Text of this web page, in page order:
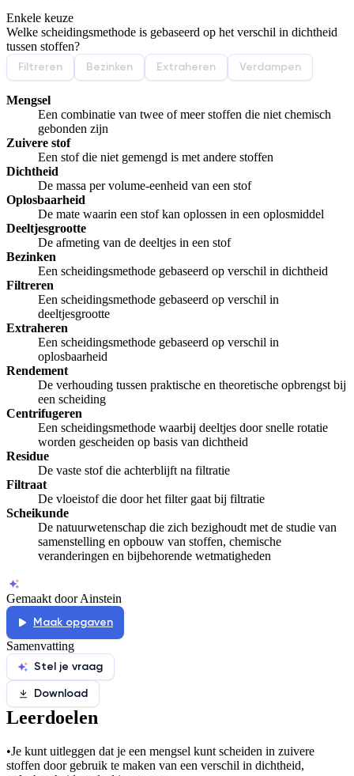
De uitleg gaat te langzaam
Afspelen werkte niet
Enkele keuze
Welke scheidingsmethode is gebaseerd op het verschil in dichtheid
tussen stoffen?
Filtreren
Bezinken Extraheren Verdampen
Mengsel
Een combinatie van twee of meer stoffen die niet chemisch
gebonden zijn
Zuivere stof
Een stof die niet gemengd is met andere stoffen
Dichtheid
De massa per volume-eenheid van een stof
Oplosbaarheid
De mate waarin een stof kan oplossen in een oplosmiddel
Deeltjesgrootte
De afmeting van de deeltjes in een stof
Bezinken
Een scheidingsmethode gebaseerd op verschil in dichtheid
Filtreren
Een scheidingsmethode gebaseerd op verschil in
deeltjesgrootte
Extraheren
Een scheidingsmethode gebaseerd op verschil in
oplosbaarheid
Rendement
De verhouding tussen praktische en theoretische opbrengst bij
een scheiding
Centrifugeren
Een scheidingsmethode waarbij deeltjes door snelle rotatie
worden gescheiden op basis van dichtheid
Residue
De vaste stof die achterblijft na filtratie
Filtraat
De vloeistof die door het filter gaat bij filtratie
Scheikunde
De natuurwetenschap die zich bezighoudt met de studie van
samenstelling en opbouw van stoffen, chemische
veranderingen en bijbehorende wetmatigheden
Gemaakt door Ainstein
Maak opgaven
Samenvatting
Stel je vraag
Download
Leerdoelen
•Je kunt uitleggen dat je een mengsel kunt scheiden in zuivere
stoffen door gebruik te maken van een verschil in dichtheid,